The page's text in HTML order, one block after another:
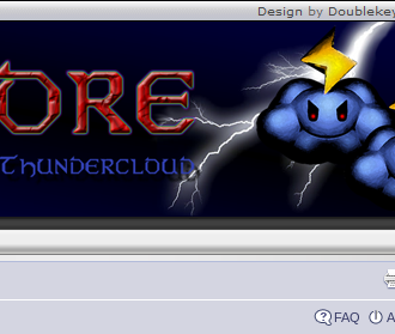
FAQ